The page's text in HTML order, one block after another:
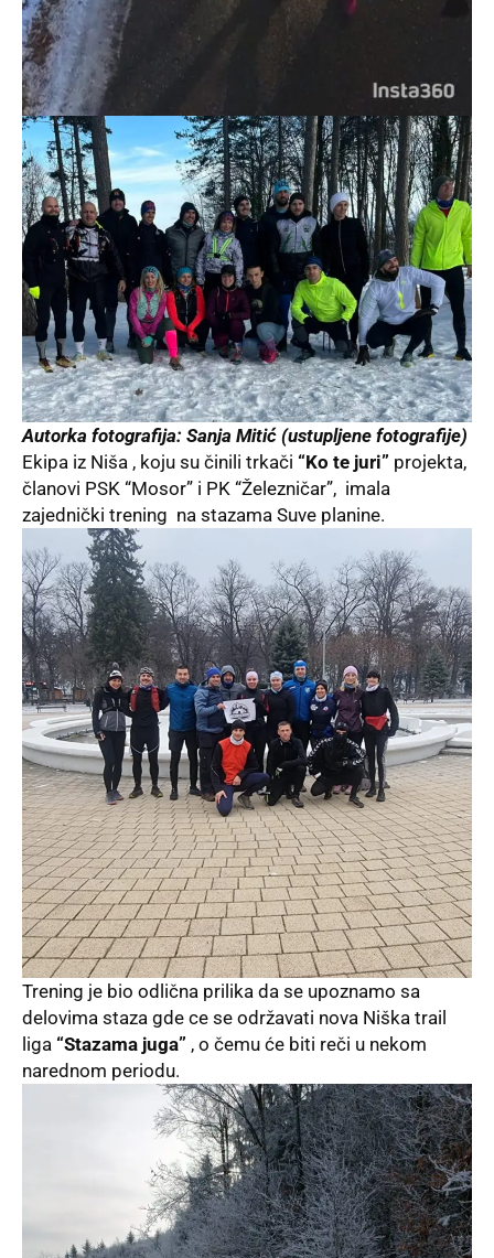
Autorka fotografija: Sanja Mitić (ustupljene fotografije)
Ekipa iz Niša , koju su činili trkači “Ko te juri” projekta,
članovi PSK “Mosor” i PK “Železničar”, imala
zajednički trening na stazama Suve planine.
Trening je bio odlična prilika da se upoznamo sa
delovima staza gde ce se održavati nova Niška trail
liga “Stazama juga” , o čemu će biti reči u nekom
narednom periodu.